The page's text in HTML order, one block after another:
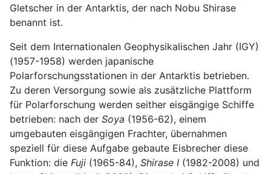
Gletscher in der Antarktis, der nach Nobu Shirase
benannt ist.
Seit dem Internationalen Geophysikalischen Jahr (IGY)
(1957-1958) werden japanische
Polarforschungsstationen in der Antarktis betrieben.
Zu deren Versorgung sowie als zusätzliche Plattform
für Polarforschung werden seither eisgängige Schiffe
betrieben: nach der Soya (1956-62), einem
umgebauten eisgängigen Frachter, übernahmen
speziell für diese Aufgabe gebaute Eisbrecher diese
Funktion: die Fuji (1965-84), Shirase I (1982-2008) und